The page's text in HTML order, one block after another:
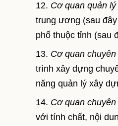
12. Cơ quan quản
trung ương (sau
phố thuộc tỉnh (sau
13. Cơ quan
trình xây dựng
năng quản lý xây
14. Cơ quan
với tính chất, nội